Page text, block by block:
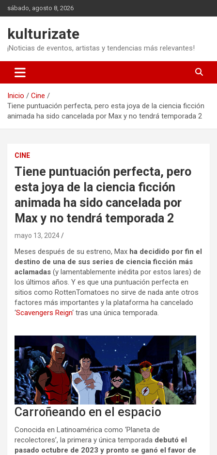
Saltar
al
sábado, agosto 8, 2026
kulturizate
¡Noticias de eventos, artistas y tendencias más relevantes!
Inicio
Cine
Tiene puntuación perfecta, pero esta joya de la ciencia ficción
animada ha sido cancelada por Max y no tendrá temporada 2
CINE
Tiene puntuación perfecta, pero
esta joya de la ciencia ficción
animada ha sido cancelada por
Max y no tendrá temporada 2
mayo 13, 2024
Meses después de su estreno, Max ha decidido por fin el
destino de una de sus series de ciencia ficción más
aclamadas (y lamentablemente inédita por estos lares) de
los últimos años. Y es que una puntuación perfecta en
sitios como RottenTomatoes no sirve de nada ante otros
factores más importantes y la plataforma ha cancelado
‘Scavengers Reign‘ tras una única temporada.
Carroñeando en el espacio
Conocida en Latinoamérica como ‘Planeta de
recolectores’, la primera y única temporada debutó el
pasado octubre de 2023 y pronto se ganó el favor de